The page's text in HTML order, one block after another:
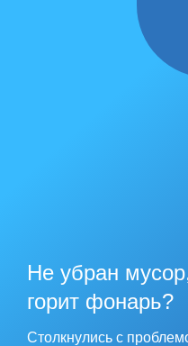
Не убран
горит фонарь?
Столкнулись с